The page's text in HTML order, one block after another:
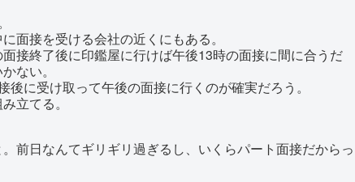
面接を受ける会社の近くにもある。
接終了後に印鑑屋に行けば午後13時の面接に間に合うだ
ない。
に受け取って午後の面接に行くのが確実だろう。
立てる。
前日なんてギリギリ過ぎるし、いくらパート面接だからっ